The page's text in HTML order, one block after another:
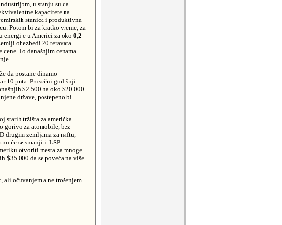
u stanju su da
kapacitete na
stanica i produktivna
Potom bi za kratko vreme, za
energije u Americi za oko 0,2
obezbedi 20 teravata
Po današnjim cenama
da postane dinamo
10 puta. Prosečni godišnji
$2.500 na oko $20.000
države, postepeno bi
starih tržišta za američka
gorivo za atomobile, bez
drugim zemljama za naftu,
će se smanjiti. LSP
otvoriti mesta za mnoge
$35.000 da se poveća na više
ali očuvanjem a ne trošenjem